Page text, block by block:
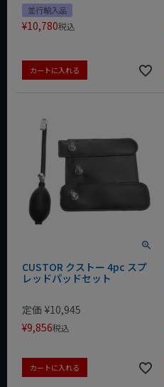
並行輸入品
¥10,780税込
カートに入れる
CUSTOR クストー 4pc スプ
レッドパッドセット
定価 ¥10,945
¥9,856税込
カートに入れる